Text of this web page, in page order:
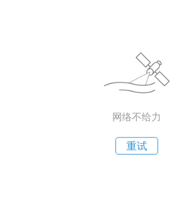
网络不给力
重试